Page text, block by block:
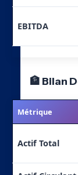
EBITDA
🏦 Bilan
Métrique
Actif Total